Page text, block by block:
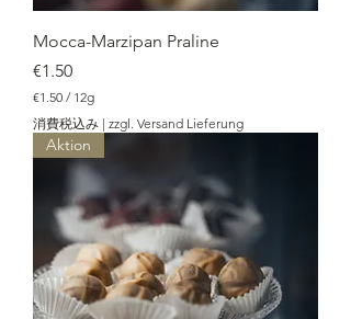
Mocca-Marzipan Praline
価格
€1.50
€1.50 / 12g
€
1
消費税込み | zzgl. Versand Lieferung
Aktion